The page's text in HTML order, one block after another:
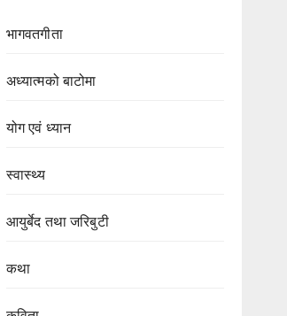
भागवतगीता
अध्यात्मको बाटोमा
योग एवं ध्यान
स्वास्थ्य
आयुर्बेद तथा जरिबुटी
कथा